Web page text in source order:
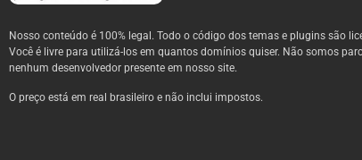
Nosso conteúdo é 100% legal. Todo o código dos temas e plugins são
Você é livre para utilizá-los em quantos domínios quiser. Não somos
nenhum desenvolvedor presente em nosso site.
O preço está em real brasileiro e não inclui impostos.